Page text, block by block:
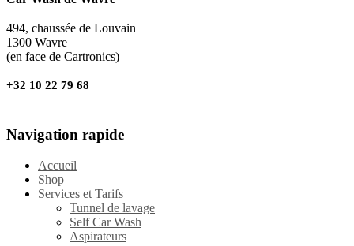
494, chaussée de Louvain
1300 Wavre
(en face de Cartronics)
+32 10 22 79 68
Navigation rapide
Accueil
Shop
Services et Tarifs
Tunnel de lavage
Self Car Wash
Aspirateurs